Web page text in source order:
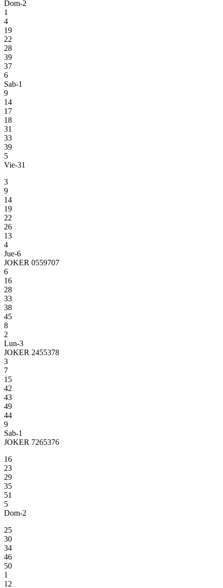
Dom-2
1
4
19
22
28
39
37
6
Sab-1
9
14
17
18
31
33
39
5
Vie-31
3
9
14
19
22
26
13
4
Jue-6
JOKER 0559707
6
16
28
33
38
45
8
2
Lun-3
JOKER 2455378
3
7
15
42
43
49
44
9
Sab-1
JOKER 7265376
16
23
29
35
51
5
Dom-2
25
30
34
46
50
1
12